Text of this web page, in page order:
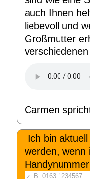
auch Ihnen
liebevoll und
Großmutter
Carmen
Ich bin
werden, wenn